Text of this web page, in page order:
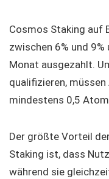
Cosmos Staking auf
zwischen 6% und
Monat ausgezahlt.
qualifizieren,
mindestens 0,5
Der größte Vorteil
Staking ist, dass
während sie